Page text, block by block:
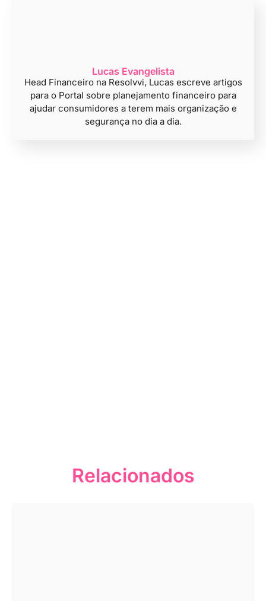
Lucas Evangelista
Head Financeiro na Resolvvi, Lucas escreve artigos
para o Portal sobre planejamento financeiro para
ajudar consumidores a terem mais organização e
segurança no dia a dia.
Relacionados